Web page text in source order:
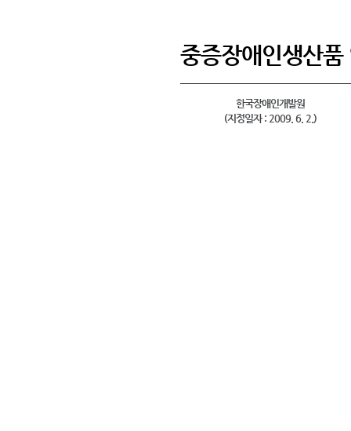
중증장애인생산품
한국장애인개발원
(지정일자 : 2009. 6. 2.)